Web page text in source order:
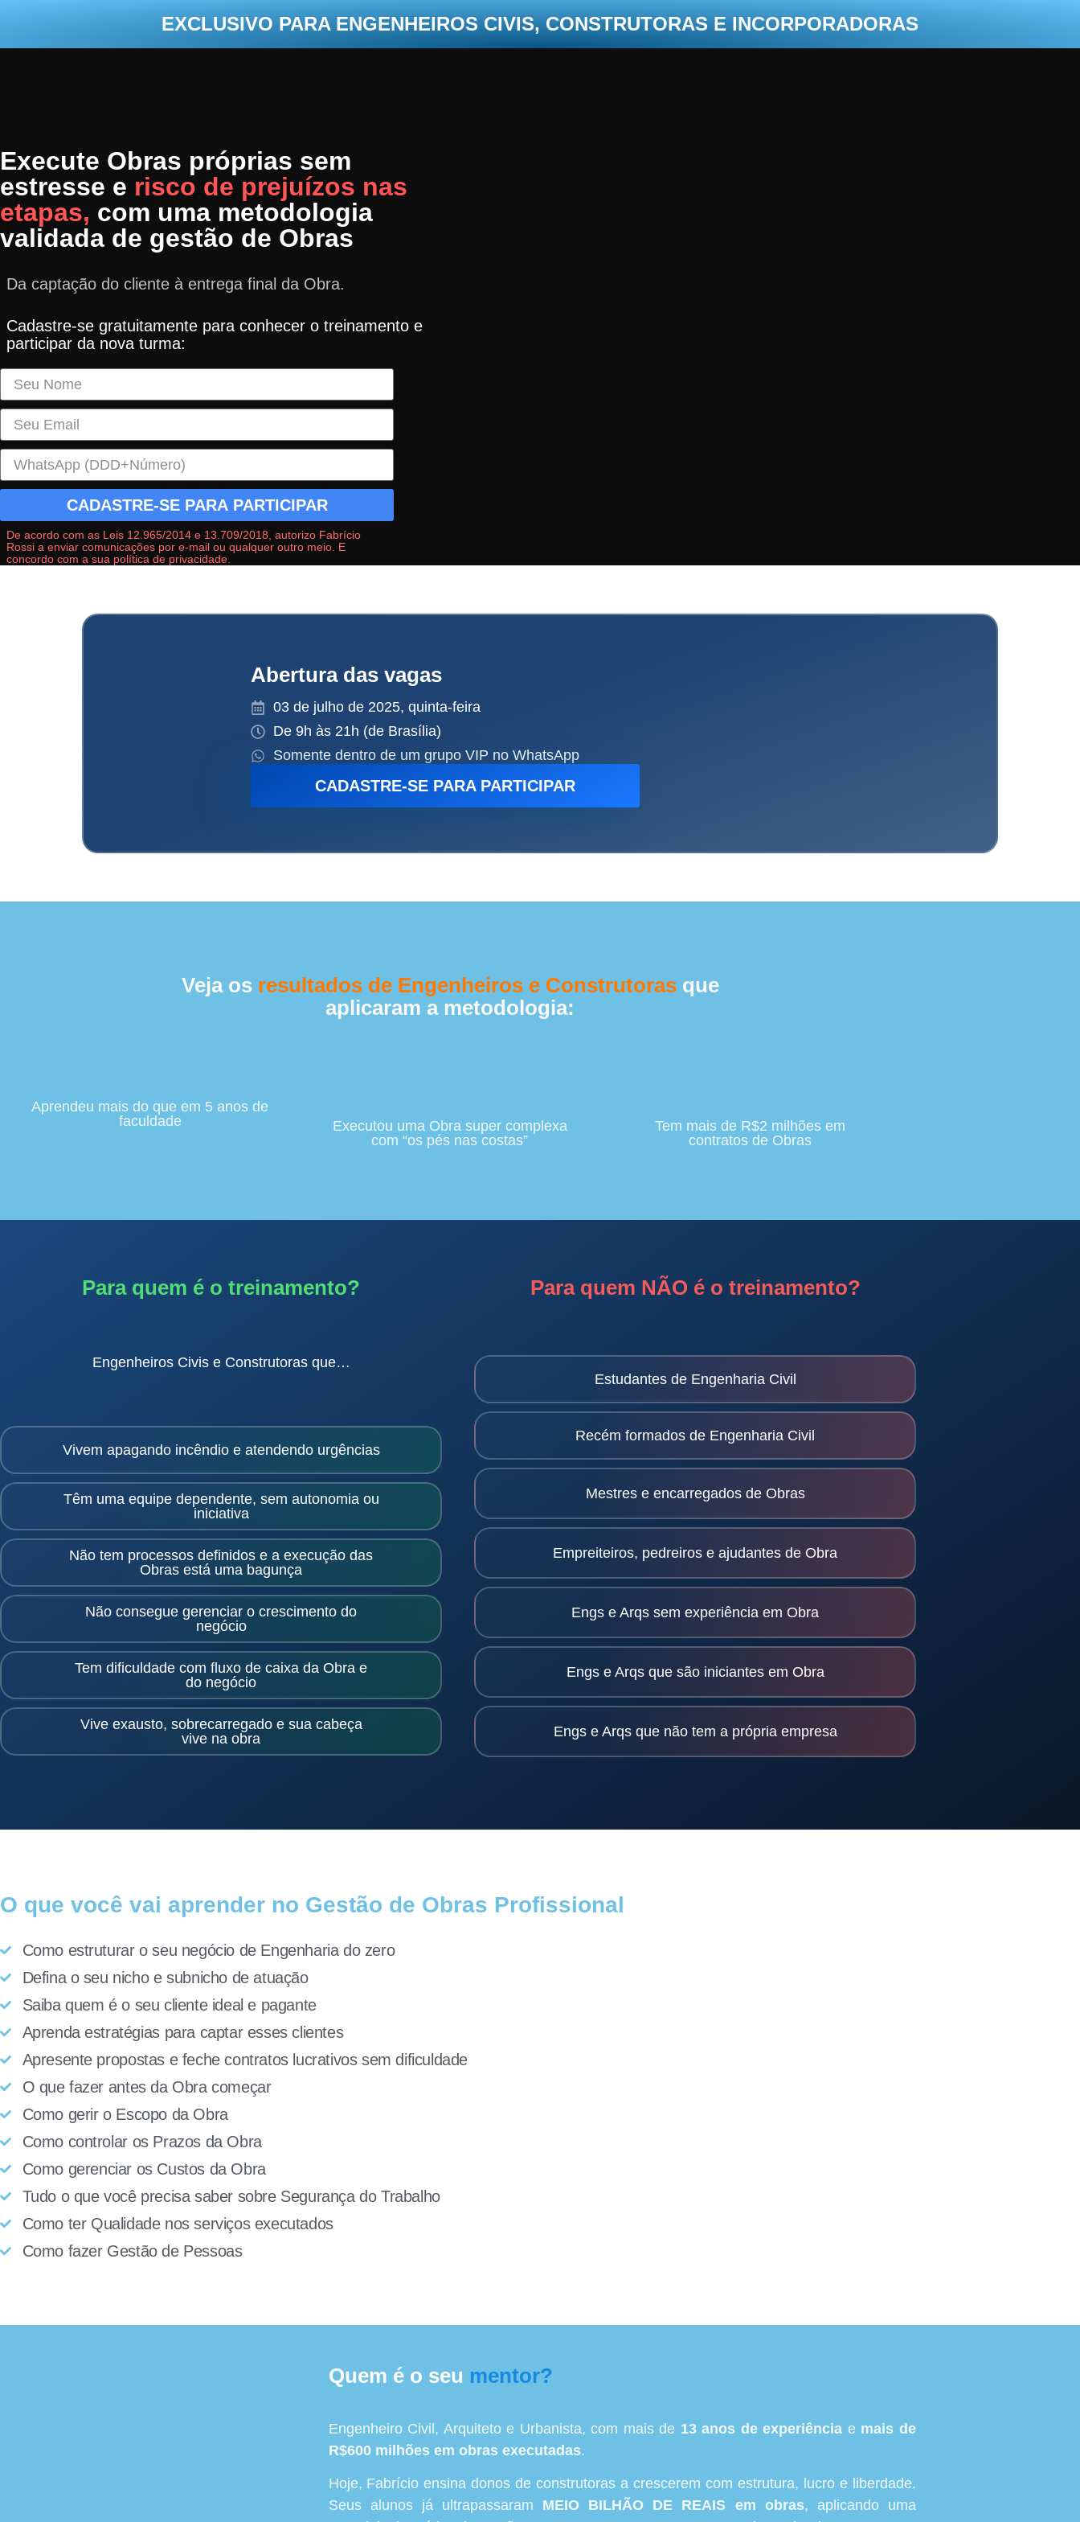
EXCLUSIVO PARA ENGENHEIROS CIVIS, CONSTRUTORAS E INCORPORADORAS
Execute Obras próprias sem
estresse e risco de prejuízos nas
etapas, com uma metodologia
validada de gestão de Obras
Da captação do cliente à entrega final da Obra.
Cadastre-se gratuitamente para conhecer o treinamento e
participar da nova turma:
CADASTRE-SE PARA PARTICIPAR
De acordo com as Leis 12.965/2014 e 13.709/2018, autorizo Fabrício
Rossi a enviar comunicações por e-mail ou qualquer outro meio. E
concordo com a sua política de privacidade.
Abertura das vagas
03 de julho de 2025, quinta-feira
De 9h às 21h (de Brasília)
Somente dentro de um grupo VIP no WhatsApp
CADASTRE-SE PARA PARTICIPAR
Veja os resultados de Engenheiros e Construtorasque
aplicaram a metodologia:
Aprendeu mais do que em 5 anos de
faculdade
Executou uma Obra super complexa
com “os pés nas costas”
Tem mais de R$2 milhões em
contratos de Obras
Para quem é o treinamento?
Engenheiros Civis e Construtoras que…
Vivem apagando incêndio e atendendo urgências
Têm uma equipe dependente, sem autonomia ou
iniciativa
Não tem processos definidos e a execução das
Obras está uma bagunça
Não consegue gerenciar o crescimento do
negócio
Tem dificuldade com fluxo de caixa da Obra e
do negócio
Vive exausto, sobrecarregado e sua cabeça
vive na obra
Para quem NÃO é o treinamento?
Estudantes de Engenharia Civil
Recém formados de Engenharia Civil
Mestres e encarregados de Obras
Empreiteiros, pedreiros e ajudantes de Obra
Engs e Arqs sem experiência em Obra
Engs e Arqs que são iniciantes em Obra
Engs e Arqs que não tem a própria empresa
O que você vai aprender no Gestão de Obras Profissional
Como estruturar o seu negócio de Engenharia do zero
Defina o seu nicho e subnicho de atuação
Saiba quem é o seu cliente ideal e pagante
Aprenda estratégias para captar esses clientes
Apresente propostas e feche contratos lucrativos sem dificuldade
O que fazer antes da Obra começar
Como gerir o Escopo da Obra
Como controlar os Prazos da Obra
Como gerenciar os Custos da Obra
Tudo o que você precisa saber sobre Segurança do Trabalho
Como ter Qualidade nos serviços executados
Como fazer Gestão de Pessoas
Quem é o seu mentor?
Engenheiro Civil, Arquiteto e Urbanista, com mais de 13 anos de experiência e mais de
R$600 milhões em obras executadas.
Hoje, Fabrício ensina donos de construtoras a crescerem com estrutura, lucro e liberdade.
Seus alunos já ultrapassaram MEIO BILHÃO DE REAIS em obras, aplicando uma